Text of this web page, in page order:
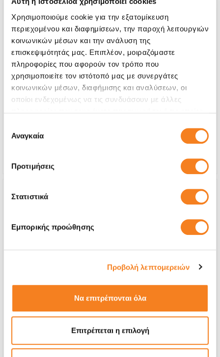
Χρησιμοποιούμε cookie για την εξατομίκευση
περιεχομένου και διαφημίσεων, την παροχή λειτουργιών
κοινωνικών μέσων και την ανάλυση της
επισκεψιμότητάς μας. Επιπλέον, μοιραζόμαστε
πληροφορίες που αφορούν τον τρόπο που
χρησιμοποιείτε τον ιστότοπό μας με συνεργάτες
κοινωνικών μέσων, διαφήμισης και αναλύσεων, οι
οποίοι ενδεχομένως να τις συνδυάσουν με άλλες
των υπηρεσιών τους.
συγκατάθεσης
Αναγκαία
Προτιμήσεις
Στατιστικά
Εμπορικής προώθησης
Προβολή λεπτομερειών
Να επιτρέπονται όλα
Επιτρέπεται η επιλογή
Αυθεντική Οθόνη Apple (-50% έως εξαντλήσεως
των αποθεμάτων)
€160,47
Χρόνος
1-2 ημέρες
6 μήνες
Οθόνη Standard